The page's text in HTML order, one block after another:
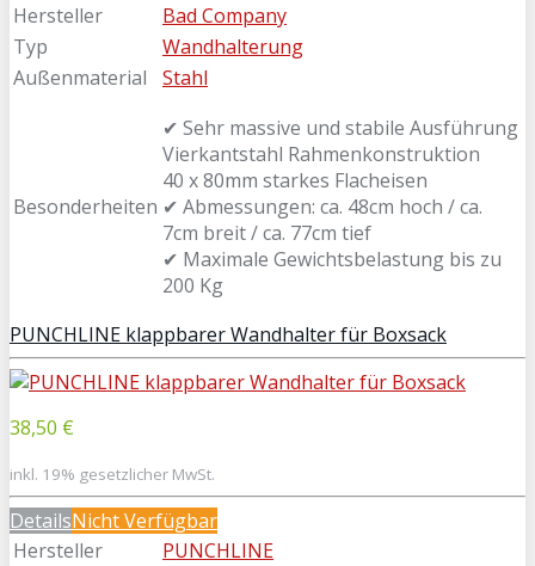
Hersteller
Bad Company
Typ
Wandhalterung
Außenmaterial
Stahl
Besonderheiten
✔ Sehr massive und stabile Ausführung
Vierkantstahl Rahmenkonstruktion
40 x 80mm starkes Flacheisen
✔ Abmessungen: ca. 48cm hoch / ca.
7cm breit / ca. 77cm tief
✔ Maximale Gewichtsbelastung bis zu
200 Kg
PUNCHLINE klappbarer Wandhalter für Boxsack
38,50 €
inkl. 19% gesetzlicher MwSt.
DetailsNicht Verfügbar
Hersteller
PUNCHLINE